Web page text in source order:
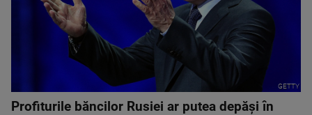
GETTY
Profiturile băncilor Rusiei ar putea depăşi în